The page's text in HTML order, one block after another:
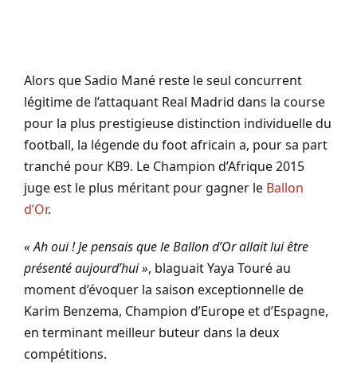
Alors que Sadio Mané reste le seul concurrent
légitime de l’attaquant Real Madrid dans la course
pour la plus prestigieuse distinction individuelle du
football, la légende du foot africain a, pour sa part
tranché pour KB9. Le Champion d’Afrique 2015
juge est le plus méritant pour gagner le Ballon
d’Or.
« Ah oui ! Je pensais que le Ballon d’Or allait lui être
présenté aujourd’hui », blaguait Yaya Touré au
moment d’évoquer la saison exceptionnelle de
Karim Benzema, Champion d’Europe et d’Espagne,
en terminant meilleur buteur dans la deux
compétitions.